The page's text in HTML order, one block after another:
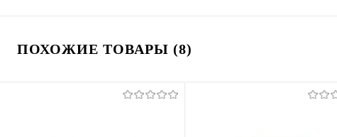
ПОХОЖИЕ ТОВАРЫ (8)